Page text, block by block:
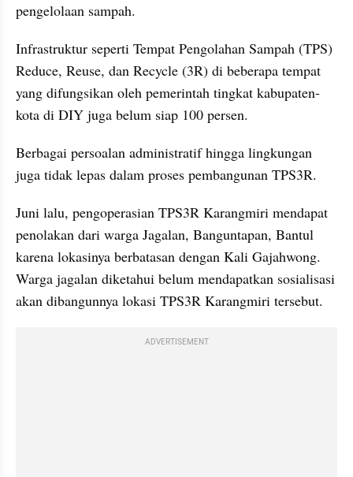
pengelolaan sampah.
Infrastruktur seperti Tempat Pengolahan Sampah (TPS)
Reduce, Reuse, dan Recycle (3R) di beberapa tempat
yang difungsikan oleh pemerintah tingkat kabupaten-
kota di DIY juga belum siap 100 persen.
Berbagai persoalan administratif hingga lingkungan
juga tidak lepas dalam proses pembangunan TPS3R.
Juni lalu, pengoperasian TPS3R Karangmiri mendapat
penolakan dari warga Jagalan, Banguntapan, Bantul
karena lokasinya berbatasan dengan Kali Gajahwong.
Warga jagalan diketahui belum mendapatkan sosialisasi
akan dibangunnya lokasi TPS3R Karangmiri tersebut.
ADVERTISEMENT